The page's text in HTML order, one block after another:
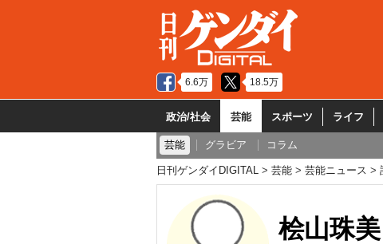
6.6万 18.5万
政治/社会 芸能 スポーツ ライフ
芸能 グラビア コラム
日刊ゲンダイDIGITAL 芸能 芸能ニュース
桧山珠美